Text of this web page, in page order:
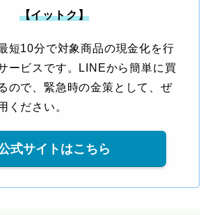
【イットク】
短10分で対象商品の現金化を行
ービスです。LINEから簡単に買
ので、緊急時の金策として、ぜ
ください。
式サイトはこちら